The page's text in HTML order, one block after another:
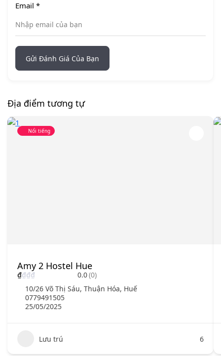
Email *
Gửi Đánh Giá Của Bạn
Địa điểm tương tự
Nổi tiếng
Amy 2 Hostel Hue
₫₫₫₫ 0.0(0)
10/26 Võ Thị Sáu, Thuận Hóa, Huế
0779491505
25/05/2025
Lưu trú 6